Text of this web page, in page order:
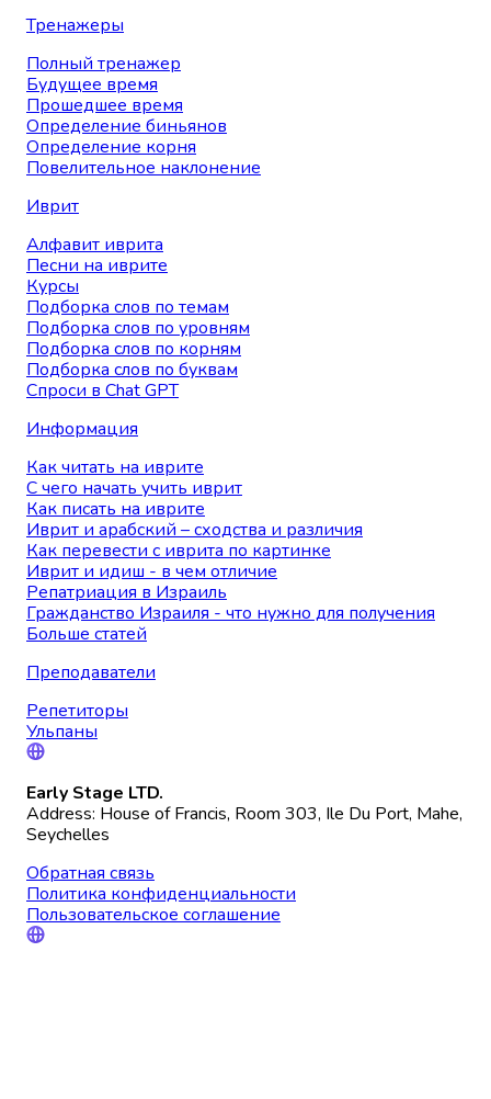
Тренажеры
Полный тренажер
Будущее время
Прошедшее время
Определение биньянов
Определение корня
Повелительное наклонение
Иврит
Алфавит иврита
Песни на иврите
Курсы
Подборка слов по темам
Подборка слов по уровням
Подборка слов по корням
Подборка слов по буквам
Спроси в Chat GPT
Информация
Как читать на иврите
С чего начать учить иврит
Как писать на иврите
Иврит и арабский – сходства и различия
Как перевести с иврита по картинке
Иврит и идиш - в чем отличие
Репатриация в Израиль
Гражданство Израиля - что нужно для получения
Больше статей
Преподаватели
Репетиторы
Ульпаны
Early Stage LTD.
Address: House of Francis, Room 303, Ile Du Port, Mahe,
Seychelles
Обратная связь
Политика конфиденциальности
Пользовательское соглашение